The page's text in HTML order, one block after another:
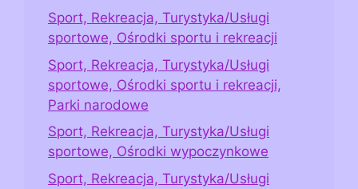
Sport, Rekreacja, Turystyka/Usługi
sportowe, Ośrodki sportu i rekreacji
Sport, Rekreacja, Turystyka/Usługi
sportowe, Ośrodki sportu i rekreacji,
Parki narodowe
Sport, Rekreacja, Turystyka/Usługi
sportowe, Ośrodki wypoczynkowe
Sport, Rekreacja, Turystyka/Usługi